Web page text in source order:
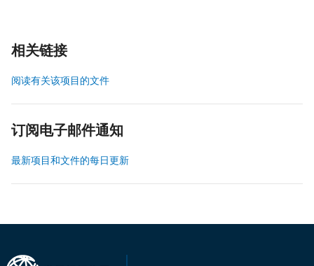
相关链接
阅读有关该项目的文件
订阅电子邮件通知
最新项目和文件的每日更新